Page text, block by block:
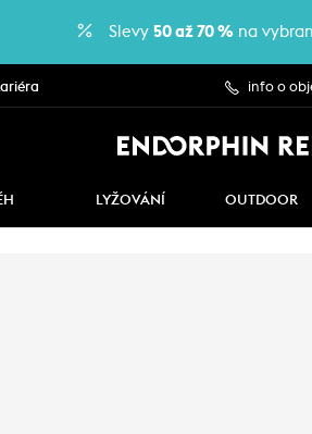
Slevy 50 až 70 % na
info o
LYŽOVÁNÍ OUTDOOR